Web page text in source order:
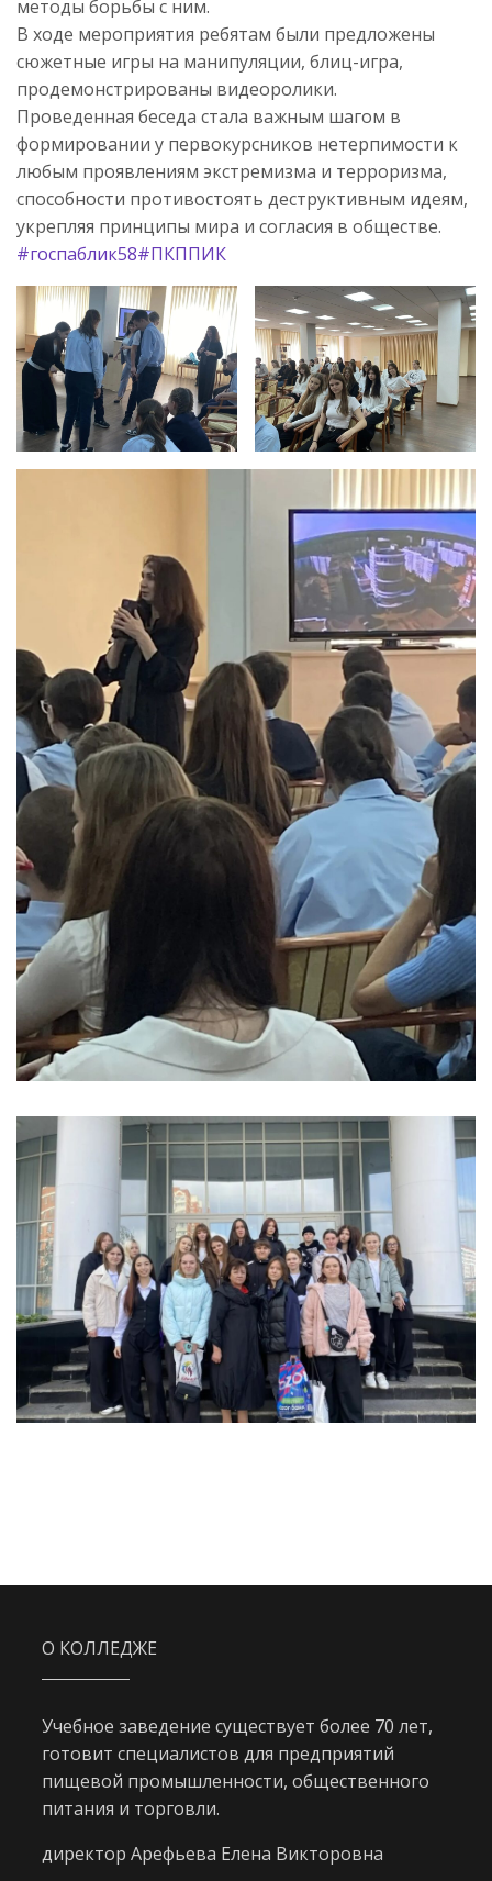
методы борьбы с ним.
В ходе мероприятия ребятам были предложены
сюжетные игры на манипуляции, блиц-игра,
продемонстрированы видеоролики.
Проведенная беседа стала важным шагом в
формировании у первокурсников нетерпимости к
любым проявлениям экстремизма и терроризма,
способности противостоять деструктивным идеям,
укрепляя принципы мира и согласия в обществе.
#госпаблик58#ПКППИК
О КОЛЛЕДЖЕ
Учебное заведение существует более 70 лет,
готовит специалистов для предприятий
пищевой промышленности, общественного
питания и торговли.
директор Арефьева Елена Викторовна